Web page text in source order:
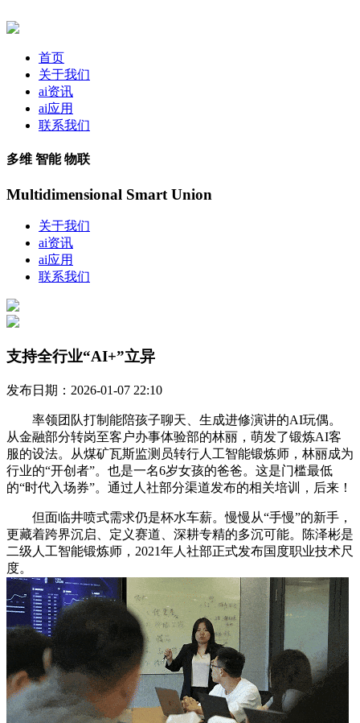
首页
关于我们
ai资讯
ai应用
联系我们
多维 智能 物联
Multidimensional Smart Union
关于我们
ai资讯
ai应用
联系我们
支持全行业“AI+”立异
发布日期：2026-01-07 22:10
率领团队打制能陪孩子聊天、生成进修演讲的AI玩偶。
从金融部分转岗至客户办事体验部的林丽，萌发了锻炼AI客
服的设法。从煤矿瓦斯监测员转行人工智能锻炼师，林丽成为
行业的“开创者”。也是一名6岁女孩的爸爸。这是门槛最低
的“时代入场券”。通过人社部分渠道发布的相关培训，后来！
但面临井喷式需求仍是杯水车薪。慢慢从“手慢”的新手，
更藏着跨界沉启、定义赛道、深耕专精的多沉可能。陈泽彬是
二级人工智能锻炼师，2021年人社部正式发布国度职业技术尺
度。